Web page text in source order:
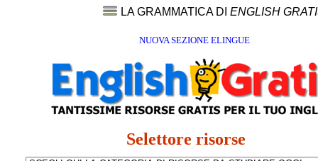
LA GRAMMATICA DI ENGLISH
NUOVA SEZIONE ELINGUE
Selettore risorse